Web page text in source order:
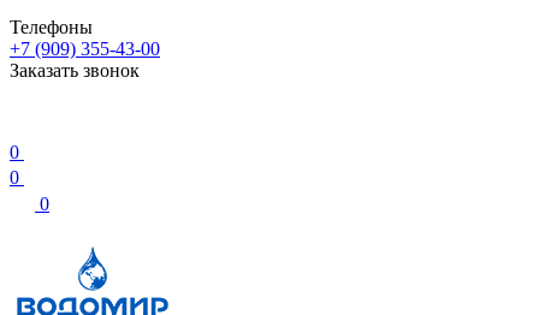
Телефоны
+7 (909) 355-43-00
Заказать звонок
0
0
0